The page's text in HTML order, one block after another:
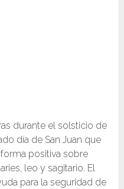
durante el solsticio de
día de San Juan que
positiva sobre
leo y sagitario. El
para la seguridad de